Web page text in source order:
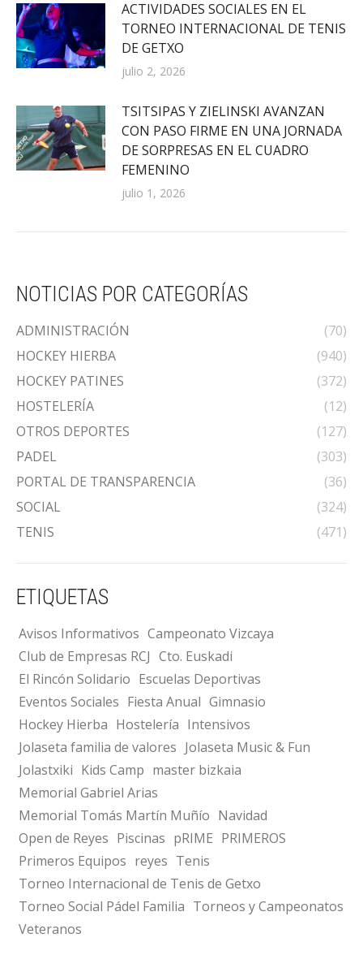
ACTIVIDADES SOCIALES EN EL
TORNEO INTERNACIONAL DE TENIS
DE GETXO
julio 2, 2026
TSITSIPAS Y ZIELINSKI AVANZAN
CON PASO FIRME EN UNA JORNADA
DE SORPRESAS EN EL CUADRO
FEMENINO
julio 1, 2026
NOTICIAS POR CATEGORÍAS
ADMINISTRACIÓN
(70)
HOCKEY HIERBA
(940)
HOCKEY PATINES
(372)
HOSTELERÍA
(12)
OTROS DEPORTES
(127)
PADEL
(303)
PORTAL DE TRANSPARENCIA
(36)
SOCIAL
(324)
TENIS
(471)
ETIQUETAS
Avisos Informativos Campeonato Vizcaya
Club de Empresas RCJ Cto. Euskadi
El Rincón Solidario Escuelas Deportivas
Eventos Sociales Fiesta Anual Gimnasio
Hockey Hierba Hostelería Intensivos
Jolaseta familia de valores Jolaseta Music & Fun
Jolastxiki Kids Camp master bizkaia
Memorial Gabriel Arias
Memorial Tomás Martín Muñío Navidad
Open de Reyes Piscinas pRIME PRIMEROS
Primeros Equipos reyes Tenis
Torneo Internacional de Tenis de Getxo
Torneo Social Pádel Familia Torneos y Campeonatos
Veteranos